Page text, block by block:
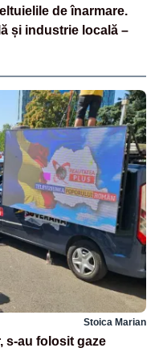
de înarmare.
și industrie locală –
Stoica Marian
s-au folosit gaze